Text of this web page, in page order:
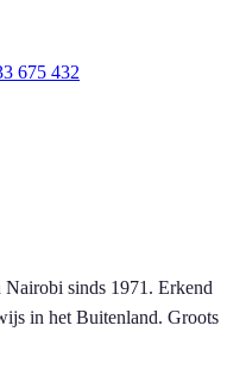
675 432
sinds 1971. Erkend
in het Buitenland. Groots